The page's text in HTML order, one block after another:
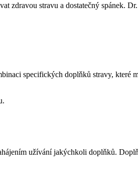
zdravou stravu a dostatečný spánek.
specifických doplňků stravy, které
užívání jakýchkoli doplňků.